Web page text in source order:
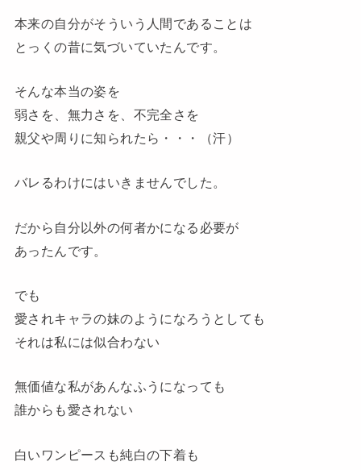
本来の自分がそういう人間であることは
とっくの昔に気づいていたんです。
そんな本当の姿を
弱さを、無力さを、不完全さを
親父や周りに知られたら・・・
（汗）
バレるわけにはいきませんでした。
だから自分以外の何者かになる必要が
あったんです。
でも
愛されキャラの妹のようになろうとしても
それは私には似合わない
無価値な私があんなふうになっても
誰からも愛されない
白いワンピースも純白の下着も